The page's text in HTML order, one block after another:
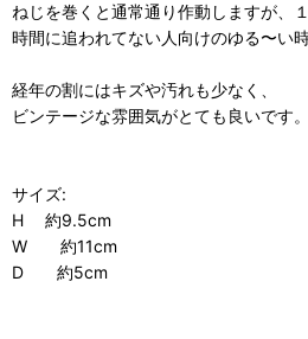
ねじを巻くと通常通り作動しますが、
時間に追われてない人向けのゆる〜い時
経年の割にはキズや汚れも少なく、
ビンテージな雰囲気がとても良いです。
サイズ:
H 約9.5cm
W 約11cm
D 約5cm